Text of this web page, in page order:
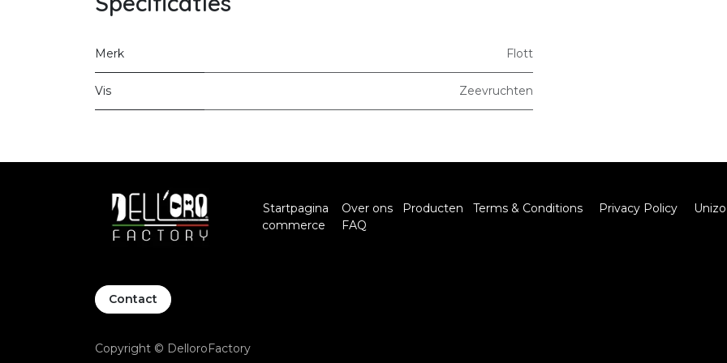
Merk Flott
Vis Zeevruchten
Startpagina Over ons Producten Terms & Conditions Privacy Policy
commerce
FAQ
Contact
Copyright © DelloroFactory